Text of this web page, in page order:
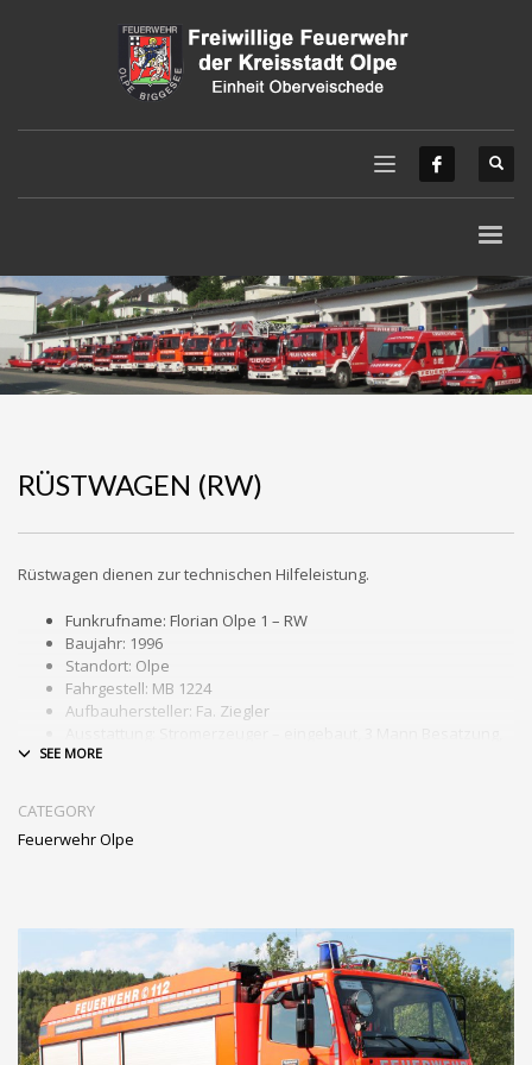
RÜSTWAGEN (RW)
Rüstwagen dienen zur technischen Hilfeleistung.
Funkrufname: Florian Olpe 1 – RW
Baujahr: 1996
Standort: Olpe
Fahrgestell: MB 1224
Aufbauhersteller: Fa. Ziegler
Allradfahrzeug, 4 Atemschutzgeräte, 4 -teilige Steckleiter,
Schlauchboot, Luftheber, LKW-Rettungsplattform
CATEGORY
Feuerwehr Olpe